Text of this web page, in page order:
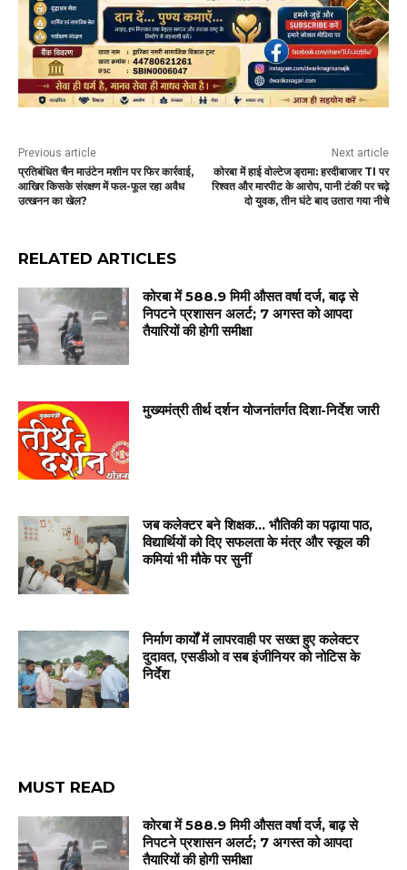
Previous article
प्रतिबंधित चैन माउंटेन मशीन पर फिर कार्रवाई,
आखिर किसके संरक्षण में फल-फूल रहा अवैध
उत्खनन का खेल?
Next article
कोरबा में हाई वोल्टेज ड्रामा: हरदीबाजार TI पर
रिश्वत और मारपीट के आरोप, पानी टंकी पर चढ़े
दो युवक, तीन घंटे बाद उतारा गया नीचे
RELATED ARTICLES
कोरबा में 588.9 मिमी औसत वर्षा दर्ज, बाढ़ से
निपटने प्रशासन अलर्ट; 7 अगस्त को आपदा
तैयारियों की होगी समीक्षा
मुख्यमंत्री तीर्थ दर्शन योजनांतर्गत दिशा-निर्देश जारी
जब कलेक्टर बने शिक्षक… भौतिकी का पढ़ाया पाठ,
विद्यार्थियों को दिए सफलता के मंत्र और स्कूल की
कमियां भी मौके पर सुनीं
निर्माण कार्यों में लापरवाही पर सख्त हुए कलेक्टर
दुदावत, एसडीओ व सब इंजीनियर को नोटिस के
निर्देश
MUST READ
कोरबा में 588.9 मिमी औसत वर्षा दर्ज, बाढ़ से
निपटने प्रशासन अलर्ट; 7 अगस्त को आपदा
तैयारियों की होगी समीक्षा